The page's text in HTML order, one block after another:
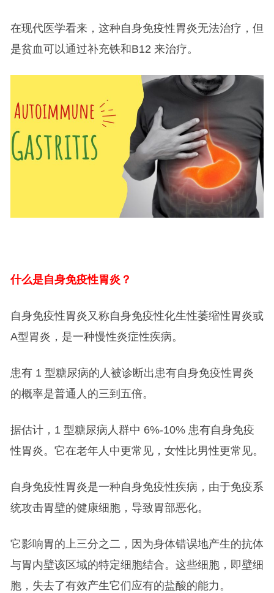
在现代医学看来，这种自身免疫性胃炎无法治疗，但
是贫血可以通过补充铁和B12 来治疗。
什么是自身免疫性胃炎？
自身免疫性胃炎又称自身免疫性化生性萎缩性胃炎或
A型胃炎，是一种慢性炎症性疾病。
患有 1 型糖尿病的人被诊断出患有自身免疫性胃炎
的概率是普通人的三到五倍。
据估计，1 型糖尿病人群中 6%-10% 患有自身免疫
性胃炎。它在老年人中更常见，女性比男性更常见。
自身免疫性胃炎是一种自身免疫性疾病，由于免疫系
统攻击胃壁的健康细胞，导致胃部恶化。
它影响胃的上三分之二，因为身体错误地产生的抗体
与胃内壁该区域的特定细胞结合。这些细胞，即壁细
胞，失去了有效产生它们应有的盐酸的能力。